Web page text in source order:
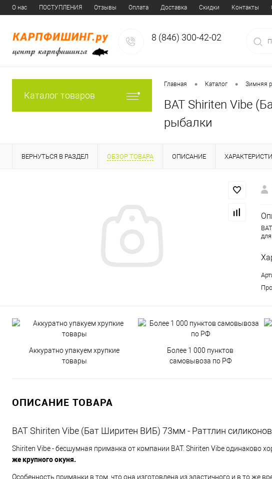
О нас ПОСТУПЛЕНИЯ Отзывы Оплата Доставка Скидки Контакты
8 (846) 300-42-02
Каталог товаров
Главная • Каталог • Зимняя
BAT Shiriten Vibe
рыбалки
ВЕРНУТЬСЯ В РАЗДЕЛ ОБЗОР ТОВАРА ОПИСАНИЕ
Аккуратно упакуем хрупкие
товары
Более 1 000 пунктов
самовывоза по РФ
ОПИСАНИЕ ТОВАРА
BAT Shiriten Vibe (Бат Ширитен ВИБ) 73мм - Раттлин
Shiriten Vibe - бесшумная приманка от компании BAT. Shiriten Vibe одинаково
же крупного окуня.
Особенность приманки в том, что она изготовлена из эластичного и в то же